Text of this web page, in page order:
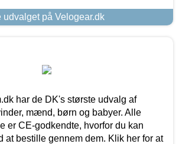
udvalget på Velogear.dk
har de DK's største udvalg af
mænd, børn og babyer. Alle
er CE-godkendte, hvorfor du kan
at bestille gennem dem. Klik her for at